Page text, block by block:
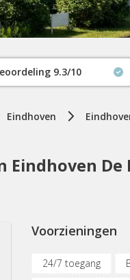
9.3/10
Eindhoven
De
Voorzieningen
24/7 toegang